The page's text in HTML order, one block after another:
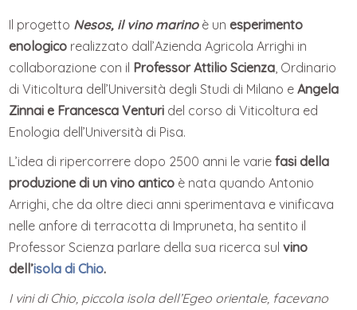
Il progetto Nesos, il vino marinoè unesperimento
enologico realizzato dall’Azienda Agricola Arrighi in
collaborazione con il Professor Attilio Scienza , Ordinario
di Viticoltura dell’Università degli Studi di Milano eAngela
Zinnai e Francesca Venturi del corso di Viticoltura ed
Enologia dell’Università di Pisa.
L’idea di ripercorrere dopo 2500 anni le variefasi della
produzione di un vino antico è nata quando Antonio
Arrighi, che da oltre dieci anni sperimentava e vinificava
nelle anfore di terracotta di Impruneta, ha sentito il
Professor Scienza parlare della sua ricerca sulvino
dell’isola di Chio.
I vini di Chio, piccola isola dell’Egeo orientale, facevano